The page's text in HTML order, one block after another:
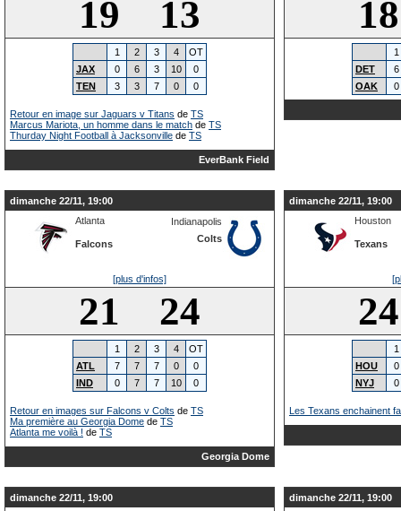
19 13
1 2 3 4
OT
JAX
0 6 3 10
0
TEN
3 3 7 0 0
Retour en image sur Jaguars v Titans de TS
Marcus Mariota, un homme dans le match de TS
Thurday Night Football à Jacksonville de TS
EverBank Field
1
DET
6
OAK
0
dimanche 22/11, 19:00
Atlanta
Falcons
Indianapolis
Colts
[plus d'infos]
21 24
1 2 3 4
OT
ATL
7 7 7 0
0
IND
0 7 7 10 0
Retour en images sur Falcons v Colts de TS
Ma première au Georgia Dome de TS
Atlanta me voilà ! de TS
Georgia Dome
dimanche 22/11, 19:00
Houston
Texans
1
HOU
0
NYJ
0
Les Texans enchainent
dimanche 22/11, 19:00
dimanche 22/11, 19:00